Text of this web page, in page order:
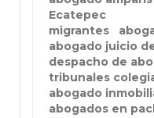
Ecatepec
migrantes
abogado juicio
despacho de
tribunales
abogado
abogados en